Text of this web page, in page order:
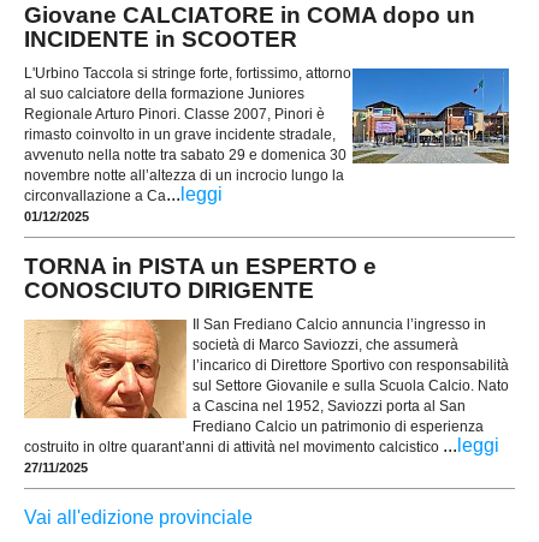
Giovane CALCIATORE in COMA dopo un
INCIDENTE in SCOOTER
L'Urbino Taccola si stringe forte, fortissimo, attorno
al suo calciatore della formazione Juniores
Regionale Arturo Pinori. Classe 2007, Pinori è
rimasto coinvolto in un grave incidente stradale,
avvenuto nella notte tra sabato 29 e domenica 30
novembre notte all’altezza di un incrocio lungo la
circonvallazione a Ca... leggi
01/12/2025
TORNA in PISTA un ESPERTO e
CONOSCIUTO DIRIGENTE
Il San Frediano Calcio annuncia l’ingresso in
società di Marco Saviozzi, che assumerà
l’incarico di Direttore Sportivo con responsabilità
sul Settore Giovanile e sulla Scuola Calcio. Nato
a Cascina nel 1952, Saviozzi porta al San
Frediano Calcio un patrimonio di esperienza
costruito in oltre quarant’anni di attività nel movimento calcistico ... leggi
27/11/2025
Vai all'edizione provinciale